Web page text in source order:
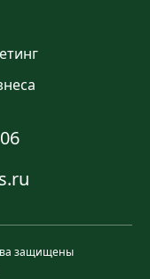
защищены